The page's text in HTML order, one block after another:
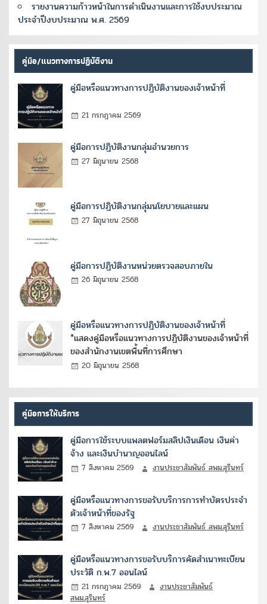
รายงานความก้าวหน้าในการดำเนินงานและการใช้งบประมาณ
ประจำปีงบประมาณ พ.ศ. 2569
คู่มือ/แนวทางการปฏิบัติงาน
คู่มือหรือแนวทางการปฏิบัติงานของเจ้าหน้าที่
21 กรกฎาคม 2569
คู่มือการปฏิบัติงานกลุ่มอำนวยการ
27 มิถุนายน 2568
คู่มือการปฏิบัติงานกลุ่มนโยบายและแผน
27 มิถุนายน 2568
คู่มือการปฏิบัติงานหน่วยตรวจสอบภายใน
26 มิถุนายน 2568
คู่มือหรือแนวทางการปฏิบัติงานของเจ้าหน้าที่
*แสดงคู่มือหรือแนวทางการปฏิบัติงานของเจ้าหน้าที่
ของสำนักงานเขตพื้นที่การศึกษา
20 มิถุนายน 2568
คู่มือการให้บริการ
คู่มือการใช้ระบบแพลตฟอร์มสลิปเงินเดือน เงินค่า
จ้าง และเงินบำนาญออนไลน์
7 สิงหาคม 2569 งานประชาสัมพันธ์ สพม.สุรินทร์
คู่มือหรือแนวทางการขอรับบริการการทำบัตรประจำ
ตัวเจ้าหน้าที่ของรัฐ
7 สิงหาคม 2569 งานประชาสัมพันธ์ สพม.สุรินทร์
คู่มือหรือแนวทางการขอรับบริการคัดสำเนาทะเบียน
ประวัติ ก.พ.7 ออนไลน์
21 กรกฎาคม 2569
งานประชาสัมพันธ์
สพม.สุรินทร์